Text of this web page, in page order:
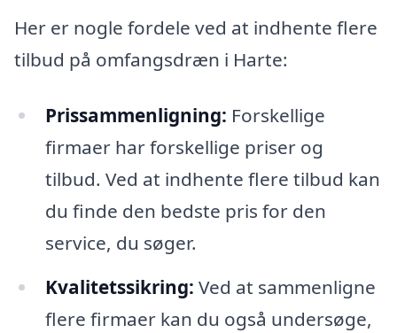
Her er nogle fordele ved at indhente flere
tilbud på omfangsdræn i Harte:
Prissammenligning: Forskellige
firmaer har forskellige priser og
tilbud. Ved at indhente flere tilbud kan
du finde den bedste pris for den
service, du søger.
Kvalitetssikring: Ved at sammenligne
flere firmaer kan du også undersøge,